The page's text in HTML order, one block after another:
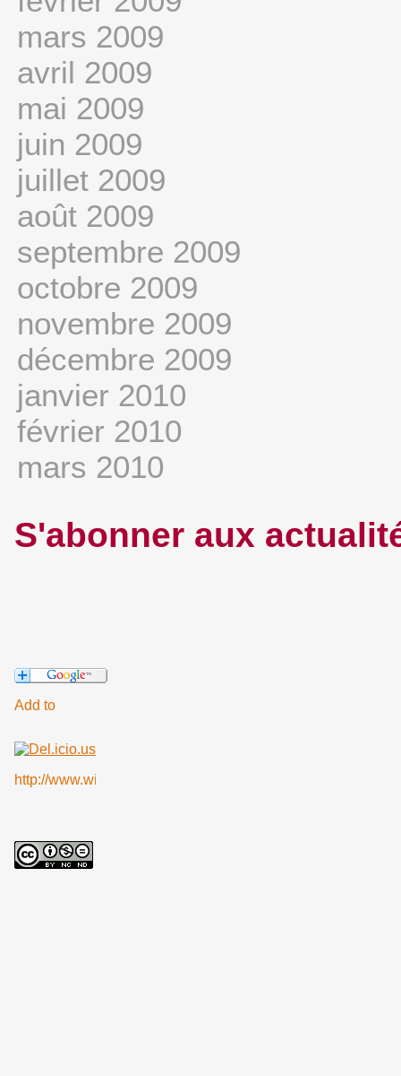
mars 2009
avril 2009
mai 2009
juin 2009
juillet 2009
août 2009
septembre 2009
octobre 2009
novembre 2009
décembre 2009
janvier 2010
février 2010
mars 2010
S'abonner aux